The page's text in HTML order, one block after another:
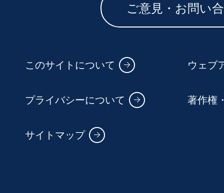
ご意見・お問い
このサイトについて ウェブ
プライバシーについて 著作権
サイトマップ